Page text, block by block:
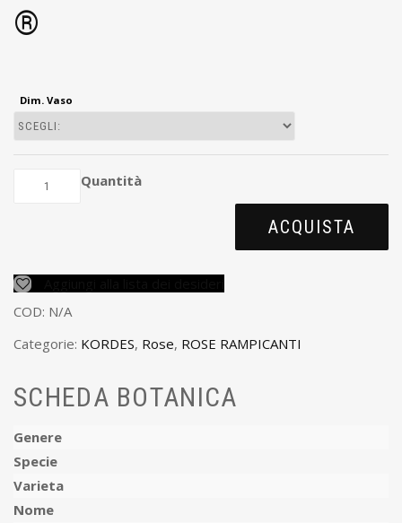
®
Dim. Vaso
Quantità
ACQUISTA
COD: N/A
Categorie: KORDES, Rose, ROSE RAMPICANTI
SCHEDA BOTANICA
Genere
Specie
Varieta
Nome